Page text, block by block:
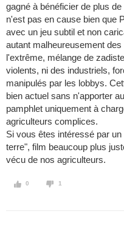
gagné à bénéficier de plus
n'est pas en cause bien que
avec un jeu subtil et non
autant malheureusement
l'extrême, mélange de
violents, ni des industriels,
manipulés par les lobbys.
bien actuel sans n'apporter
pamphlet uniquement à
agriculteurs complices.
Si vous êtes intéressé par
terre", film beaucoup plus
vécu de nos agriculteurs.
0 1